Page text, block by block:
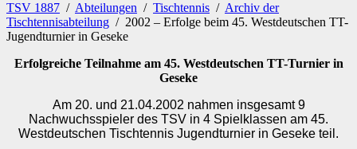
TSV 1887 / Abteilungen / Tischtennis / Archiv der
Tischtennisabteilung / 2002 – Erfolge beim 45. Westdeutschen TT-
Jugendturnier in Geseke
Erfolgreiche Teilnahme am 45. Westdeutschen TT-Turnier in
Geseke
Am 20. und 21.04.2002 nahmen insgesamt 9
Nachwuchsspieler des TSV in 4 Spielklassen am 45.
Westdeutschen Tischtennis Jugendturnier in Geseke teil.